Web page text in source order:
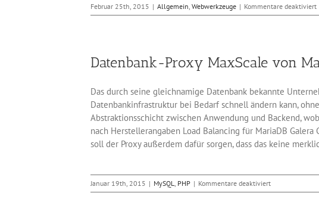
Februar 25th, 2015 | Allgemein, Webwerkzeuge | Kommentare deaktiviert
Datenbank-Proxy MaxScale von
Das durch seine gleichnamige Datenbank bekannte
Datenbankinfrastruktur bei Bedarf schnell ändern kann,
Abstraktionsschicht zwischen Anwendung und Backend,
nach Herstellerangaben Load Balancing für MariaDB
soll der Proxy außerdem dafür sorgen, dass das keine
Januar 19th, 2015 | MySQL, PHP | Kommentare deaktiviertfür
Datenbank-